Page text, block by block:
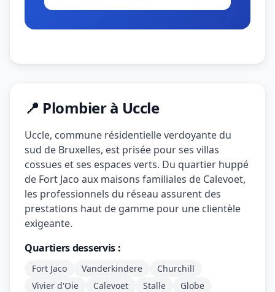
📍 Plombier à Uccle
Uccle, commune résidentielle verdoyante du
sud de Bruxelles, est prisée pour ses villas
cossues et ses espaces verts. Du quartier huppé
de Fort Jaco aux maisons familiales de Calevoet,
les professionnels du réseau assurent des
prestations haut de gamme pour une clientèle
exigeante.
Quartiers desservis :
Fort Jaco Vanderkindere
Churchill
Vivier d'Oie
Calevoet Stalle
Globe